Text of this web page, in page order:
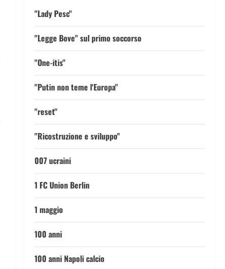
"Lady Pesc"
"Legge Bove" sul primo soccorso
"One-itis"
"Putin non teme l'Europa"
"reset"
"Ricostruzione e sviluppo"
007 ucraini
1 FC Union Berlin
1 maggio
100 anni
100 anni Napoli calcio